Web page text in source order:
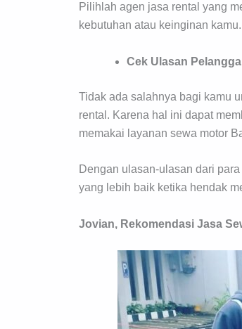
Pilihlah agen jasa rental yang
kebutuhan atau keinginan kamu.
Cek Ulasan
Tidak ada salahnya bagi kamu
rental. Karena hal ini dapat
memakai layanan sewa motor
Dengan ulasan-ulasan dari
yang lebih baik ketika hendak
Jovian, Rekomendasi Jasa